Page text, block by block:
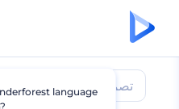
تصميمات النماذج
language